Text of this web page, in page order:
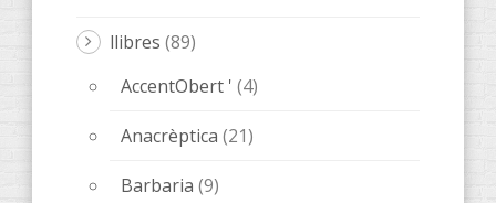
llibres (89)
AccentObert ' (4)
Anacrèptica (21)
Barbaria (9)